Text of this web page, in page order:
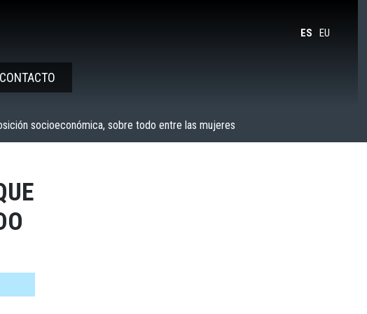
ES EU
CONTACTO
socioeconómica, sobre todo entre las mujeres